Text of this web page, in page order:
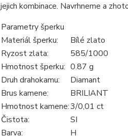
jejich kombinace. Navrhneme a
Parametry šperku
Materiál šperku:
Bílé zlato
Ryzost zlata:
585/1000
Hmotnost šperku: 0.87 g
Druh drahokamu:
Diamant
Brus kamene:
BRILIANT
Hmotnost kamene:3/0,01 ct
Čistota:
SI
Barva:
H